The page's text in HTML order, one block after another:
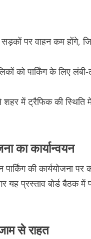
सड़कों पर वाहन कम होंगे,
को पार्किंग के लिए
शहर में ट्रैफिक की स्थिति
का कार्यान्वयन
की कार्ययोजना
यह प्रस्ताव बोर्ड बैठक में
से राहत